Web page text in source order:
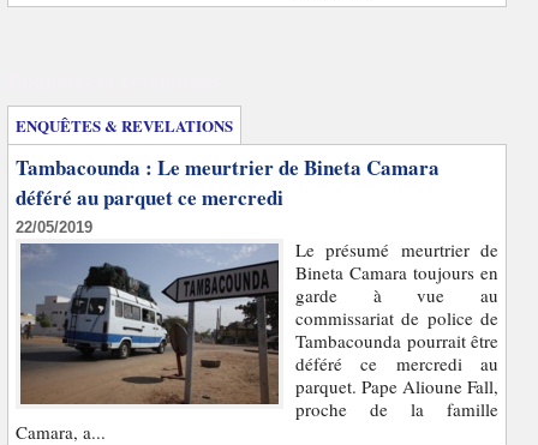
ENQUÊTES & REVELATIONS
Tambacounda : Le meurtrier de Bineta Camara
déféré au parquet ce mercredi
22/05/2019
Le présumé meurtrier de
Bineta Camara toujours en
garde à vue au
commissariat de police de
Tambacounda pourrait être
déféré ce mercredi au
parquet. Pape Alioune Fall,
proche de la famille
Camara, a...